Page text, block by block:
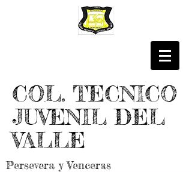
COL. TECNICO
JUVENIL DEL
VALLE
Persevera y Venceras